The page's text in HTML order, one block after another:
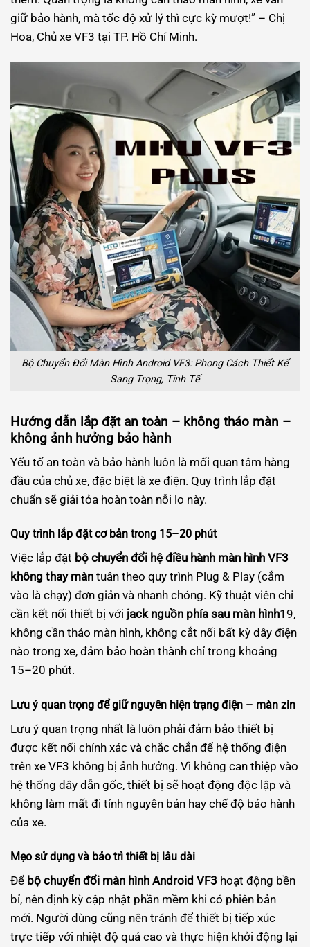
giữ bảo hành, mà tốc độ xử lý thì cực kỳ mượt!” – Chị
Hoa, Chủ xe VF3 tại TP. Hồ Chí Minh.
Bộ Chuyển Đổi Màn Hình Android VF3: Phong Cách Thiết Kế
Sang Trọng, Tinh Tế
Hướng dẫn lắp đặt an toàn – không tháo màn –
không ảnh hưởng bảo hành
Yếu tố an toàn và bảo hành luôn là mối quan tâm hàng
đầu của chủ xe, đặc biệt là xe điện. Quy trình lắp đặt
chuẩn sẽ giải tỏa hoàn toàn nỗi lo này.
Quy trình lắp đặt cơ bản trong 15–20 phút
Việc lắp đặt bộ chuyển đổi hệ điều hành màn hình VF3
không thay màn tuân theo quy trình Plug & Play (cắm
vào là chạy) đơn giản và nhanh chóng. Kỹ thuật viên chỉ
cần kết nối thiết bị với jack nguồn phía sau màn hình19,
không cần tháo màn hình, không cắt nối bất kỳ dây điện
nào trong xe, đảm bảo hoàn thành chỉ trong khoảng
15–20 phút.
Lưu ý quan trọng để giữ nguyên hiện trạng điện – màn zin
Lưu ý quan trọng nhất là luôn phải đảm bảo thiết bị
được kết nối chính xác và chắc chắn để hệ thống điện
trên xe VF3 không bị ảnh hưởng. Vì không can thiệp vào
hệ thống dây dẫn gốc, thiết bị sẽ hoạt động độc lập và
không làm mất đi tính nguyên bản hay chế độ bảo hành
của xe.
Mẹo sử dụng và bảo trì thiết bị lâu dài
Để bộ chuyển đổi màn hình Android VF3 hoạt động bền
bỉ, nên định kỳ cập nhật phần mềm khi có phiên bản
mới. Người dùng cũng nên tránh để thiết bị tiếp xúc
trực tiếp với nhiệt độ quá cao và thực hiện khởi động lại